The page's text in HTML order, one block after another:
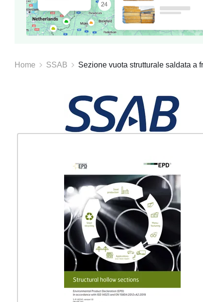
Home SSAB Sezione vuota strutturale saldata a